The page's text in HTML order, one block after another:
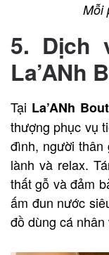
Mỗi
5. Dịch
La’ANh
Tại La’ANh
thượng phục vụ
đình, người thân
lành và relax.
thất gỗ và đảm
ấm đun nước
đồ dùng cá